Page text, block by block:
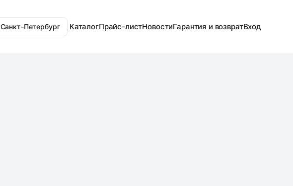
Санкт-Петербург КаталогПрайс-листНовостиГарантия и возвратВход